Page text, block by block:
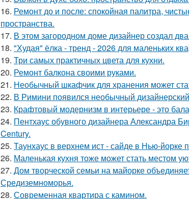
16. Ремонт до и после: спокойная палитра,
пространства.
17. В этом загородном доме дизайнер создал
18. "Худая" ёлка - тренд - 2026 для маленьких
19. Три самых практичных цвета для кухни.
20. Ремонт балкона своими руками.
21. Необычный шкафчик для хранения может
22. В Римини появился необычный
23. Крафтовый модернизм в интерьере - это
24. Пентхаус обувного дизайнера Александра
Century.
25. Таунхаус в верхнем ист - сайде в Нью-
26. Маленькая кухня тоже может стать местом
27. Дом творческой семьи на майорке
Средиземноморья.
28. Современная квартира с камином.